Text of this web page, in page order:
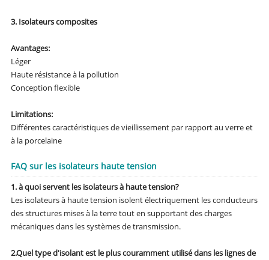
3. Isolateurs composites
Avantages:
Léger
Haute résistance à la pollution
Conception flexible
Limitations:
Différentes caractéristiques de vieillissement par rapport au verre et
à la porcelaine
FAQ sur les isolateurs haute tension
1. à quoi servent les isolateurs à haute tension?
Les isolateurs à haute tension isolent électriquement les conducteurs
des structures mises à la terre tout en supportant des charges
mécaniques dans les systèmes de transmission.
2.Quel type d'isolant est le plus couramment utilisé dans les lignes de